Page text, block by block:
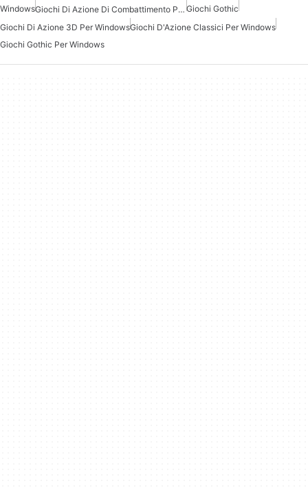
Windows Giochi Di Azione Di Combattimento Per Windows Giochi Gothic
Giochi Di Azione 3D Per WindowsGiochi D'Azione Classici Per Windows
Giochi Gothic Per Windows